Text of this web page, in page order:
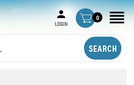
LOGIN
0